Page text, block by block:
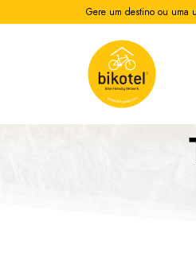
Gere um destino ou uma